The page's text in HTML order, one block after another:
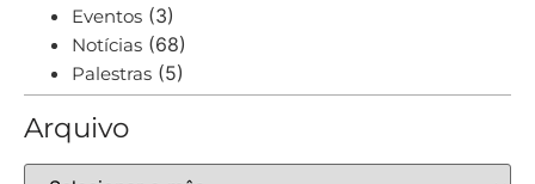
Eventos (3)
Notícias (68)
Palestras (5)
Arquivo